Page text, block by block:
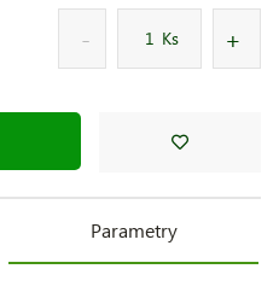
Ks
Parametry